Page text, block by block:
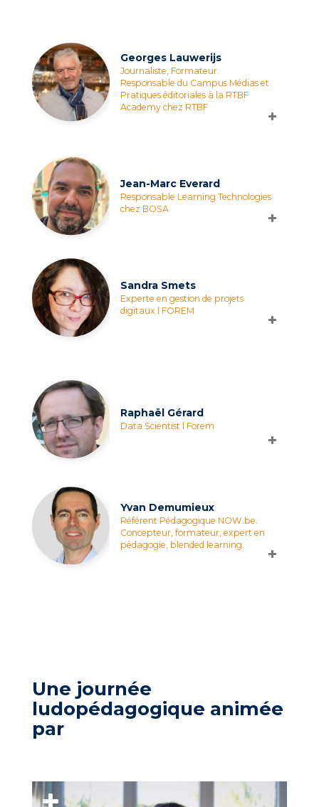
Georges Lauwerijs
Journaliste, Formateur.
Responsable du Campus Médias et
Pratiques éditoriales à la RTBF
Academy chez RTBF
Jean-Marc Everard
Responsable Learning Technologies
chez BOSA
Sandra Smets
Experte en gestion de projets
digitaux l FOREM
Raphaël Gérard
Data Scientist l Forem
Yvan Demumieux
Référent Pédagogique NOW.be.
Concepteur, formateur, expert en
pédagogie, blended learning.
Une journée
ludopédagogique animée
par